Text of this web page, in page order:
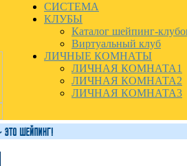
СИСТЕМА
КЛУБЫ
Каталог шейпинг-
Виртуальный клуб
ЛИЧНЫЕ КОМНАТЫ
ЛИЧНАЯ КОМНАТА1
ЛИЧНАЯ КОМНАТА2
ЛИЧНАЯ КОМНАТА3